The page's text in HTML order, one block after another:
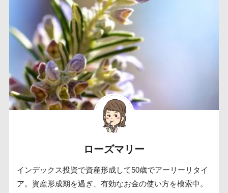
ローズマリー
インデックス投資で資産形成して50歳でアーリーリタイ
ア。資産形成期を過ぎ、有効なお金の使い方を模索中。